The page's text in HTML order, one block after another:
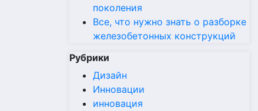
поколения
Все, что нужно знать о разборке
железобетонных конструкций
Рубрики
Дизайн
Инновации
инновация